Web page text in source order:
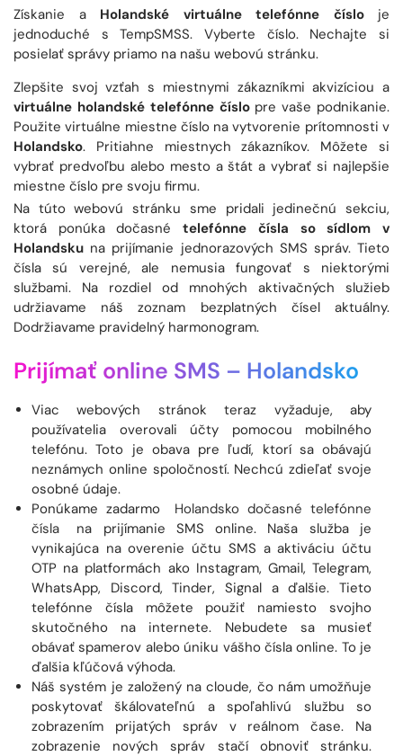
Získanie a Holandské virtuálne telefónne čísloje
jednoduché s TempSMSS. Vyberte číslo. Nechajte si
posielať správy priamo na našu webovú stránku.
Zlepšite svoj vzťah s miestnymi zákazníkmi akvizíciou a
virtuálne holandské telefónne číslopre vaše podnikanie.
Použite virtuálne miestne číslo na vytvorenie prítomnosti v
Holandsko. Pritiahne miestnych zákazníkov. Môžete si
vybrať predvoľbu alebo mesto a štát a vybrať si najlepšie
miestne číslo pre svoju firmu.
Na túto webovú stránku sme pridali jedinečnú sekciu,
ktorá ponúka dočasnételefónne čísla so sídlom v
Holandsku na prijímanie jednorazových SMS správ. Tieto
čísla sú verejné, ale nemusia fungovať s niektorými
službami. Na rozdiel od mnohých aktivačných služieb
udržiavame náš zoznam bezplatných čísel aktuálny.
Dodržiavame pravidelný harmonogram.
Prijímať online SMS – Holandsko
Viac webových stránok teraz vyžaduje, aby
používatelia overovali účty pomocou mobilného
telefónu. Toto je obava pre ľudí, ktorí sa obávajú
neznámych online spoločností. Nechcú zdieľať svoje
osobné údaje.
Ponúkame zadarmo
Holandsko dočasné telefónne
čísla
na prijímanie SMS online. Naša služba je
vynikajúca na overenie účtu SMS a aktiváciu účtu
OTP na platformách ako Instagram, Gmail, Telegram,
WhatsApp, Discord, Tinder, Signal a ďalšie. Tieto
telefónne čísla môžete použiť namiesto svojho
skutočného na internete. Nebudete sa musieť
obávať spamerov alebo úniku vášho čísla online. To je
ďalšia kľúčová výhoda.
Náš systém je založený na cloude, čo nám umožňuje
poskytovať škálovateľnú a spoľahlivú službu so
zobrazením prijatých správ v reálnom čase. Na
zobrazenie nových správ stačí obnoviť stránku.